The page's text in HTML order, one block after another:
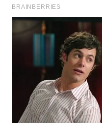
SERIBU
WN
WN
WN
CIREBON